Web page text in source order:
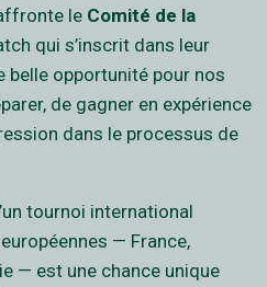
le Comité de la
qui s’inscrit dans leur
belle opportunité pour nos
de gagner en expérience
dans le processus de
tournoi international
— France,
— est une chance unique